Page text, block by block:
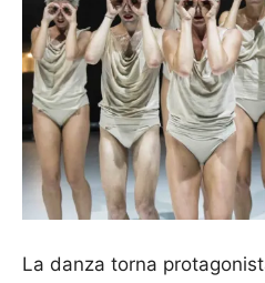
La danza torna